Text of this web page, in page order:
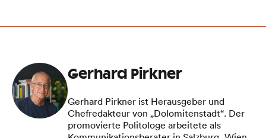
Gerhard Pirkner
Gerhard Pirkner ist Herausgeber und
Chefredakteur von „Dolomitenstadt“. Der
promovierte Politologe arbeitete als